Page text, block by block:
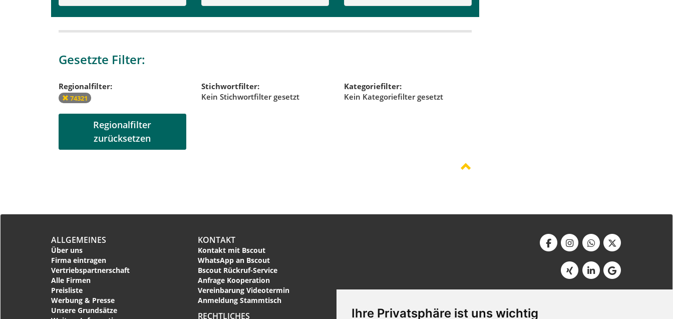
Ihre Privatsphäre ist uns wichtig
Gesetzte Filter:
Regionalfilter:
74321
Stichwortfilter:
Kein Stichwortfilter gesetzt
Kategoriefilter:
Kein Kategoriefilter gesetzt
Regionalfilter
zurücksetzen
ALLGEMEINES
Über uns
Firma eintragen
Vertriebspartnerschaft
Alle Firmen
Preisliste
Werbung & Presse
Unsere Grundsätze
KONTAKT
Kontakt mit Bscout
WhatsApp an Bscout
Bscout Rückruf-Service
Anfrage Kooperation
Vereinbarung Videotermin
Anmeldung Stammtisch
RECHTLICHES